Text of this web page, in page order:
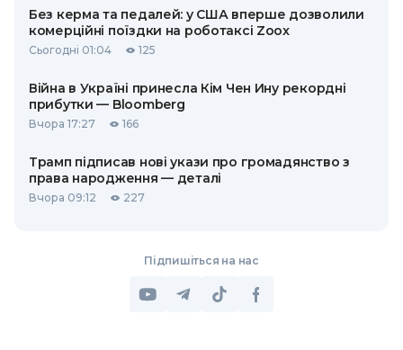
Без керма та педалей: у США вперше дозволили
комерційні поїздки на роботаксі Zoox
Сьогодні 01:04 125
Війна в Україні принесла Кім Чен Ину рекордні
прибутки — Bloomberg
Вчора 17:27 166
Трамп підписав нові укази про громадянство з
права народження — деталі
Вчора 09:12 227
Підпишіться на нас